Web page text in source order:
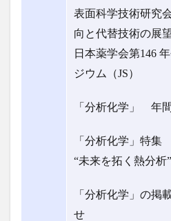
表面科学技術研究
向と代替技術の展
日本薬学会第146
ジウム（JS）
「分析化学」 年
「分析化学」特集
“未来を拓く熱分析
「分析化学」の掲
せ